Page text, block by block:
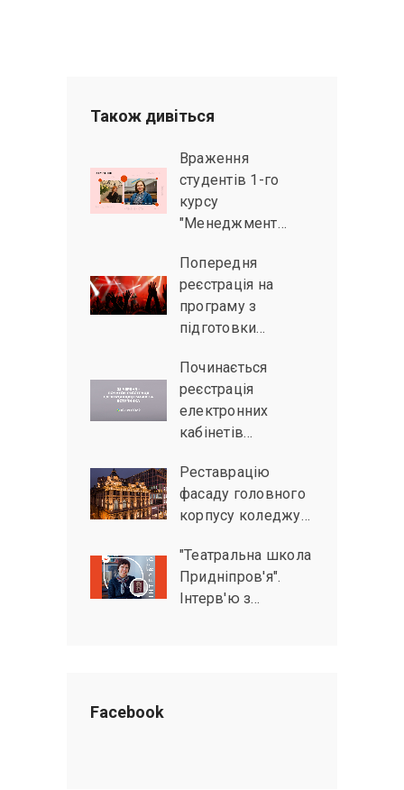
Також дивiться
Враження
студентів 1-го
курсу
"Менеджмент…
Попередня
реєстрація на
програму з
підготовки…
Починається
реєстрація
електронних
кабінетів…
Реставрацію
фасаду головного
корпусу коледжу…
"Театральна школа
Придніпров'я".
Інтерв'ю з…
Facebook